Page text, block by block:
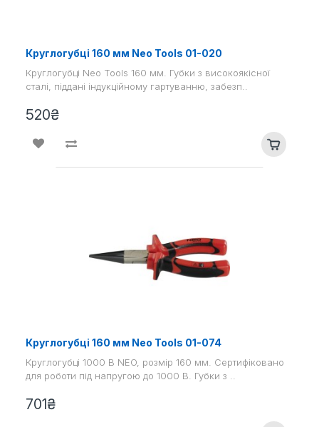
Круглогубці 160 мм Neo Tools 01-020
Круглогубці Neo Tools 160 мм. Губки з високоякісної
сталі, піддані індукційному гартуванню, забезп..
520₴
Круглогубці 160 мм Neo Tools 01-074
Круглогубці 1000 В NEO, розмір 160 мм. Сертифіковано
для роботи під напругою до 1000 В. Губки з ..
701₴